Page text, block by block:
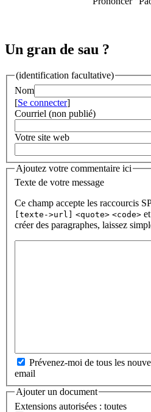
Un gran de sau ?
(identification facultative)
Nom
[Se connecter]
Courriel (non publié)
Votre site web
Ajoutez votre commentaire ici
Texte de votre message
Ce champ accepte les raccourcis
[texte->url]
<quote> <code>
créer des paragraphes, laissez
Prévenez-moi de tous les
email
Ajouter un document
Extensions autorisées : toutes